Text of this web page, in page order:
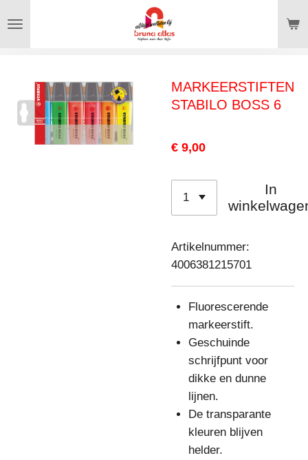
direct
hoofdinhoud
MARKEERSTIFTEN
STABILO BOSS 6
€ 9,00
In
Artikelnummer:
4006381215701
Fluorescerende
markeerstift.
Geschuinde
schrijfpunt voor
dikke en dunne
lijnen.
De transparante
kleuren blijven
helder.